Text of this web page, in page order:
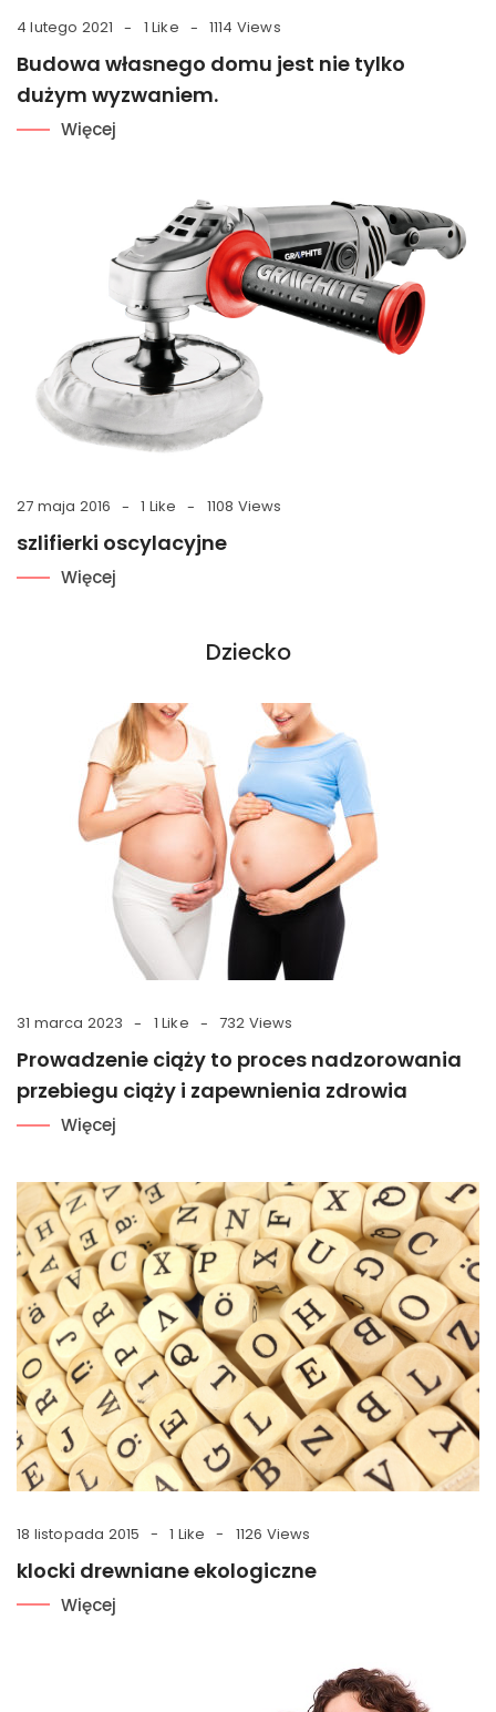
4 lutego 2021 1 Like 1114 Views
Budowa własnego domu jest nie tylko
dużym wyzwaniem.
Więcej
27 maja 2016 1 Like 1108 Views
szlifierki oscylacyjne
Więcej
Dziecko
31 marca 2023 1 Like 732 Views
Prowadzenie ciąży to proces nadzorowania
przebiegu ciąży i zapewnienia zdrowia
Więcej
18 listopada 2015 1 Like 1126 Views
klocki drewniane ekologiczne
Więcej